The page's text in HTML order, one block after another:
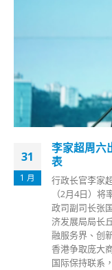
31
1 月
李家超周六
表
行政长官李家
（2月4日）
政司副司长张
济发展局局长
融服务界、创
香港争取庞大
国际保持联系